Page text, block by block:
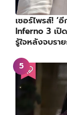
เซอร์ไพรส์! ‘
Inferno 3 เ
รู้ใจหลังจบรา